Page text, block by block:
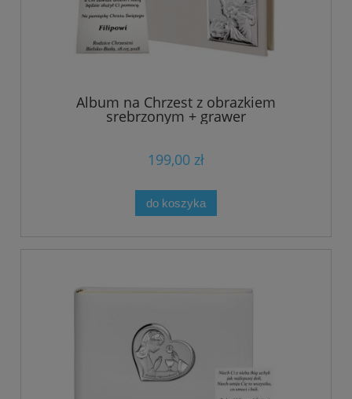
Album na Chrzest z obrazkiem
srebrzonym + grawer
199,00 zł
do koszyka